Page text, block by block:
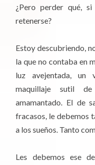
¿Pero perder qué,
retenerse?
Estoy descubriendo,
la que no contaba en
luz avejentada, un
maquillaje sutil de
amamantado. El de
fracasos, le debemos
a los sueños. Tanto
Les debemos ese